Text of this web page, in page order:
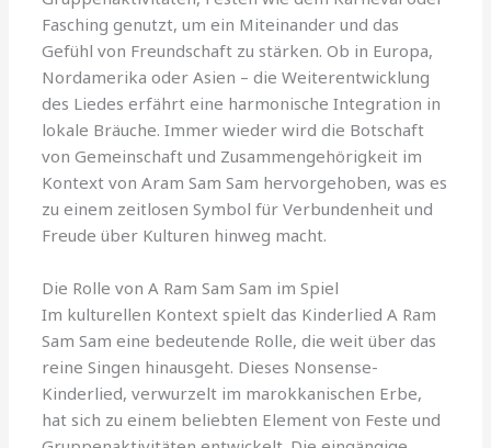
Fasching genutzt, um ein Miteinander und das
Gefühl von Freundschaft zu stärken. Ob in Europa,
Nordamerika oder Asien – die Weiterentwicklung
des Liedes erfährt eine harmonische Integration in
lokale Bräuche. Immer wieder wird die Botschaft
von Gemeinschaft und Zusammengehörigkeit im
Kontext von Aram Sam Sam hervorgehoben, was es
zu einem zeitlosen Symbol für Verbundenheit und
Freude über Kulturen hinweg macht.
Die Rolle von A Ram Sam Sam im Spiel
Im kulturellen Kontext spielt das Kinderlied A Ram
Sam Sam eine bedeutende Rolle, die weit über das
reine Singen hinausgeht. Dieses Nonsense-
Kinderlied, verwurzelt im marokkanischen Erbe,
hat sich zu einem beliebten Element von Feste und